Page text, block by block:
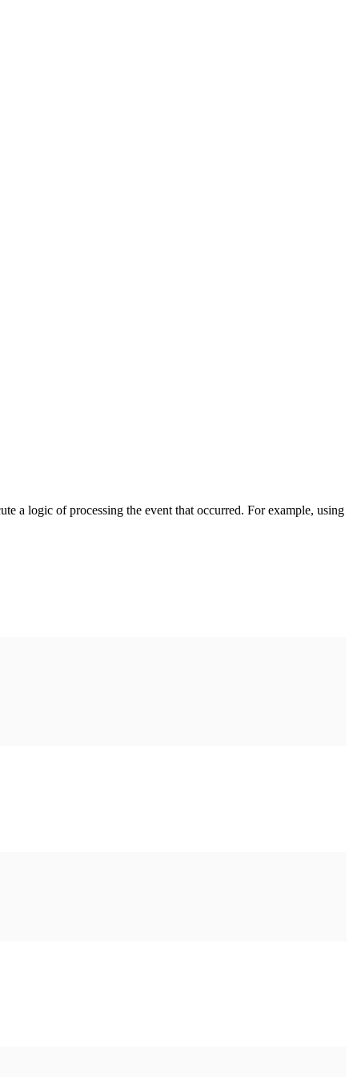
a logic of processing the event that occurred. For example, using